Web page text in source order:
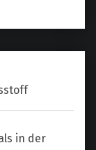
in der